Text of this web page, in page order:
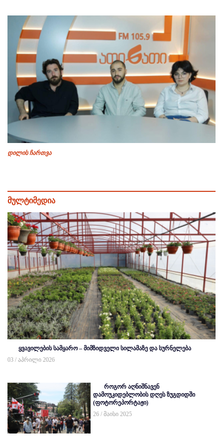
დილის ჩართვა
მულტიმედია
ყვავილების სამყარო – მიმზიდველი სილამაზე და სურნელება
03 / აპრილი 2026
როგორ აღნიშნავენ
დამოუკიდებლობის დღეს ზუგდიდში
(ფოტორეპორტაჟი)
26 / მაისი 2025